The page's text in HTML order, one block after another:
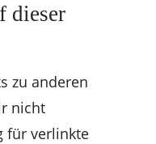
dieser
zu anderen
nicht
für verlinkte